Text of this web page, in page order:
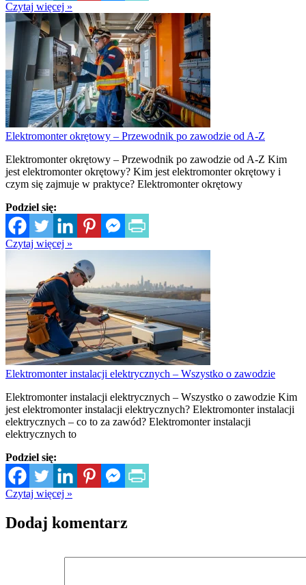
Czytaj więcej »
Elektromonter okrętowy – Przewodnik po zawodzie od A-Z
Elektromonter okrętowy – Przewodnik po zawodzie od A-Z Kim
jest elektromonter okrętowy? Kim jest elektromonter okrętowy i
czym się zajmuje w praktyce? Elektromonter okrętowy
Podziel się:
Czytaj więcej »
Elektromonter instalacji elektrycznych – Wszystko o zawodzie
Elektromonter instalacji elektrycznych – Wszystko o zawodzie Kim
jest elektromonter instalacji elektrycznych? Elektromonter instalacji
elektrycznych – co to za zawód? Elektromonter instalacji
elektrycznych to
Podziel się:
Czytaj więcej »
Dodaj komentarz